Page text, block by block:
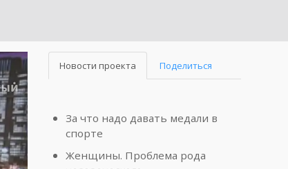
Новости проекта Поделиться
За что надо давать медали в
спорте
Женщины. Проблема рода